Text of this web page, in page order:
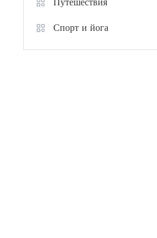
Спорт и йога